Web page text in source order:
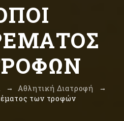
→ Αθλητική Διατροφή
→
των τροφών